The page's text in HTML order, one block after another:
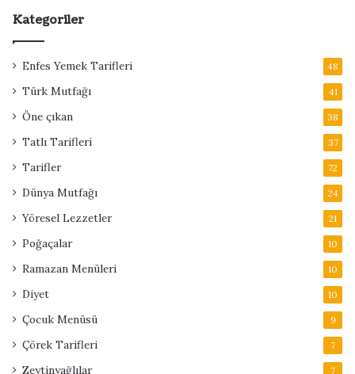
Kategoriler
Enfes Yemek Tarifleri 48
Türk Mutfağı 41
Öne çıkan 38
Tatlı Tarifleri 37
Tarifler 72
Dünya Mutfağı 24
Yöresel Lezzetler 21
Poğaçalar 10
Ramazan Menüleri 10
Diyet 10
Çocuk Menüsü 9
Çörek Tarifleri 7
Zeytinyağlılar 7